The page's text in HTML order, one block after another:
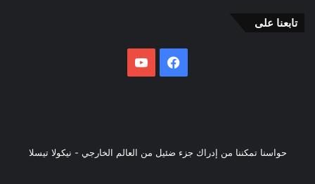
تابعنا على
فيسبوك
حواسنا تمكننا من إدراك جزء ضئيل من العالم الخارجي - نيكولا تيسلا